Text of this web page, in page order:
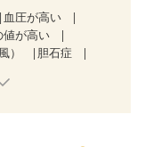
血圧が高い
値が高い
）
胆石症
ン療法中）